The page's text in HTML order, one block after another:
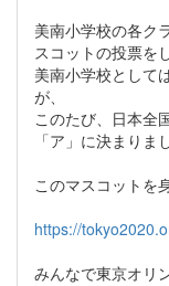
美南小学校の各ク
スコットの投票を
美南小学校として
が、
このたび、日本全
「ア」に決まりま
このマスコットを
https://
みんなで東京オリ